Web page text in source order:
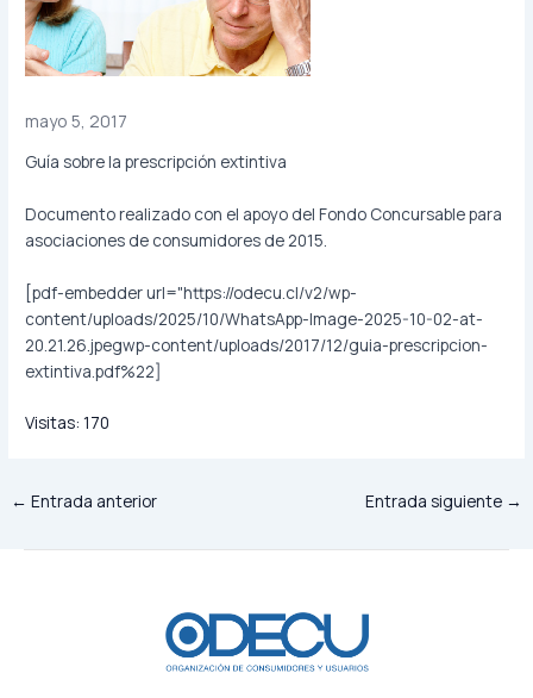
mayo 5, 2017
Guía sobre la prescripción extintiva
Documento realizado con el apoyo del Fondo Concursable para
asociaciones de consumidores de 2015.
[pdf-embedder url="https://odecu.cl/v2/wp-
content/uploads/2025/10/WhatsApp-Image-2025-10-02-at-
20.21.26.jpegwp-content/uploads/2017/12/guia-prescripcion-
extintiva.pdf%22]
Visitas: 170
← Entrada anterior Entrada siguiente →